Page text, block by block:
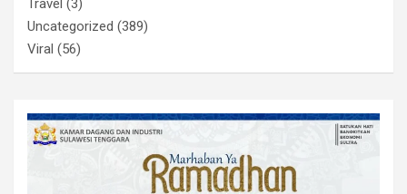
Uncategorized (389)
Viral (56)